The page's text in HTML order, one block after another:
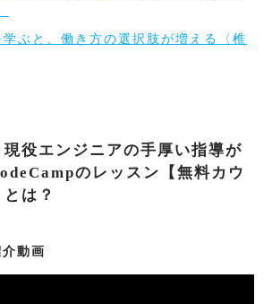
ぶと、働き方の選択肢が増える〈椎
役エンジニアの手厚い指導が
のレッスン【無料カウ
は？
動画